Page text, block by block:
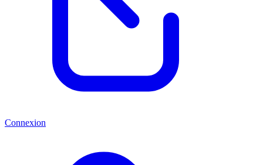
Connexion